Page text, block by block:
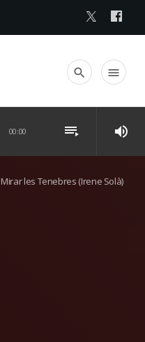
search menu
00:00 playlist_play volume_up
les Tenebres (Irene Solà)